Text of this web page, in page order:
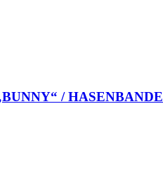
/ HASENBANDE